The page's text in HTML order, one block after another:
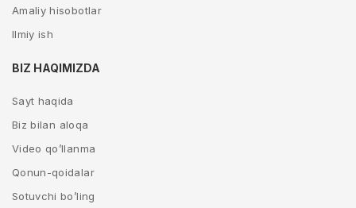
Amaliy hisobotlar
Ilmiy ish
BIZ HAQIMIZDA
Sayt haqida
Biz bilan aloqa
Video qo’llanma
Qonun-qoidalar
Sotuvchi bo’ling